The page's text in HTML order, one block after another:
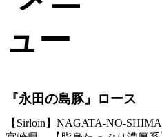
『永田の島豚』ロース
【Sirloin】NAGATA-NO-